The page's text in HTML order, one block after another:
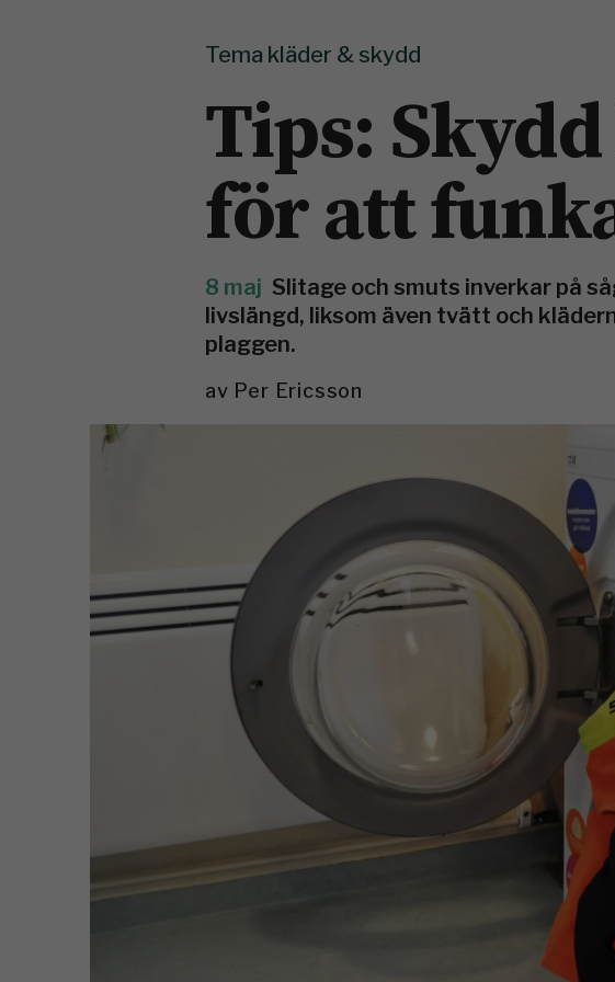
Tema kläder & skydd
Tips:
för att
8 maj Slitage och smuts inverkar på
livslängd, liksom även tvätt och
plaggen.
av Per Ericsson